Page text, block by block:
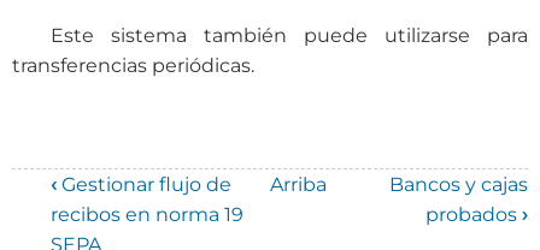
Este sistema también puede utilizarse para
transferencias periódicas.
Enlaces
‹ Gestionar flujo de
recibos en norma 19
SEPA
Arriba
Bancos y cajas
probados ›